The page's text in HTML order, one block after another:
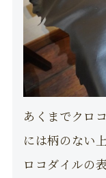
あくまでクロ
には柄のない
ロコダイルの